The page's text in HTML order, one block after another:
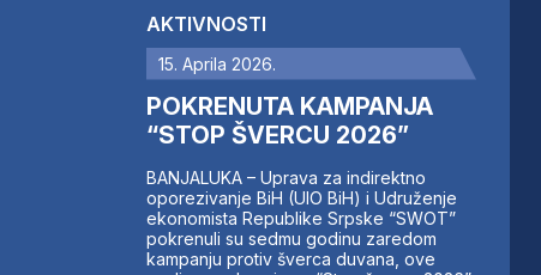
AKTIVNOSTI
15. Aprila 2026.
POKRENUTA KAMPANJA
“STOP ŠVERCU 2026”
BANJALUKA – Uprava za indirektno
oporezivanje BiH (UIO BiH) i Udruženje
ekonomista Republike Srpske “SWOT”
pokrenuli su sedmu godinu zaredom
kampanju protiv šverca duvana, ove